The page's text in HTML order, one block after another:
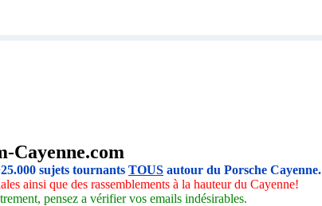
Cayenne.com
sujets tournants TOUS autour du Porsche Cayenne.
ainsi que des rassemblements à la hauteur du Cayenne!
pensez a vérifier vos emails indésirables.